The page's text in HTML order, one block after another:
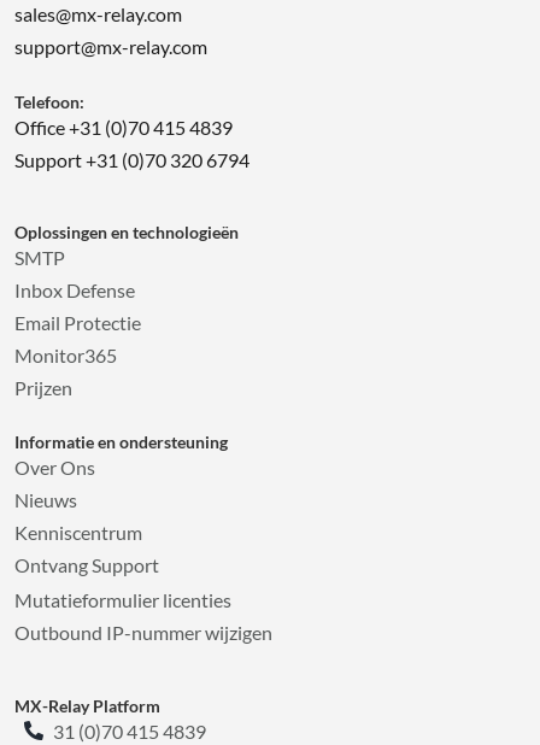
sales@mx-relay.com
support@mx-relay.com
Telefoon:
Office +31 (0)70 415 4839
Support +31 (0)70 320 6794
Oplossingen en technologieën
SMTP
Inbox Defense
Email Protectie
Monitor365
Prijzen
Informatie en ondersteuning
Over Ons
Nieuws
Kenniscentrum
Ontvang Support
Mutatieformulier licenties
Outbound IP-nummer wijzigen
MX-Relay Platform
31 (0)70 415 4839